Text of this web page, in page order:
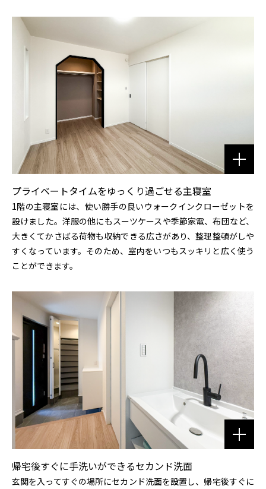
プライベートタイムをゆっくり過ごせる主寝室
1階の主寝室には、使い勝手の良いウォークインクローゼットを
設けました。洋服の他にもスーツケースや季節家電、布団など、
大きくてかさばる荷物も収納できる広さがあり、整理整頓がしや
すくなっています。そのため、室内をいつもスッキリと広く使う
ことができます。
帰宅後すぐに手洗いができるセカンド洗面
玄関を入ってすぐの場所にセカンド洗面を設置し、帰宅後すぐに